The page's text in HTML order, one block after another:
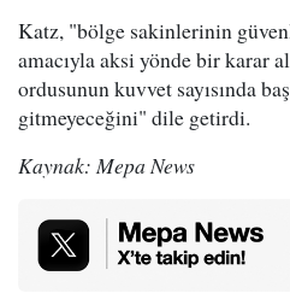
Katz, "bölge sakinlerinin
amacıyla aksi yönde bir karar
ordusunun kuvvet sayısında
gitmeyeceğini" dile getirdi.
Kaynak: Mepa News